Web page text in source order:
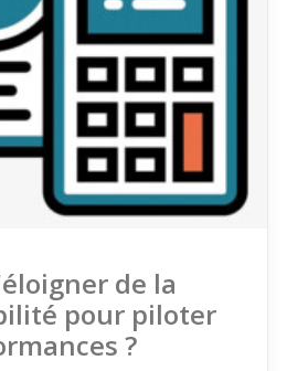
de la
pour piloter
?